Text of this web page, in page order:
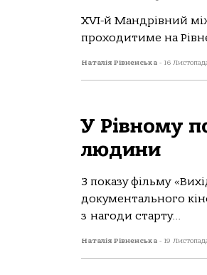
ХVI-й Мандрівний
проходитиме на
Наталія Рівненська - 16
У Рівному
людини
З показу фільму
документального
з нагоди старту...
Наталія Рівненська - 19